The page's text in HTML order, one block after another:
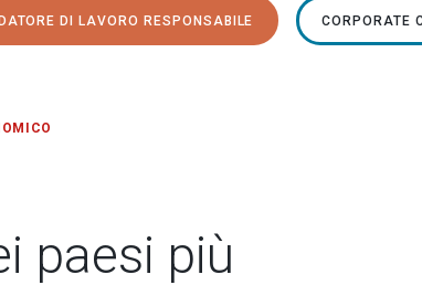
DI LAVORO RESPONSABILE CORPORATE
paesi più